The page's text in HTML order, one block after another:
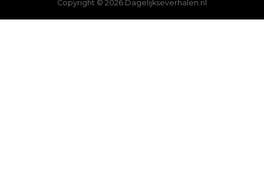
Copyright © 2026 Dagelijkseverhalen.nl